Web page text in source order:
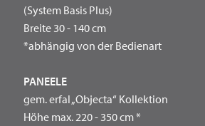
(System Basis Plus)
Breite 30 - 140 cm
*abhängig von der Bedienart
PANEELE
gem. erfal „Objecta“ Kollektion
Höhe max. 220 - 350 cm *